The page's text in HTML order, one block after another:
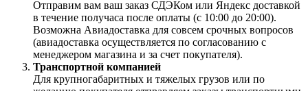
Отправим вам ваш заказ СДЭКом или Яндекс доставкой
в течение получаса после оплаты (с 10:00 до 20:00).
Возможна Авиадоставка для совсем срочных вопросов
(авиадоставка осуществляется по согласованию с
менеджером магазина и за счет покупателя).
Транспортной компанией
Для крупногабаритных и тяжелых грузов или по